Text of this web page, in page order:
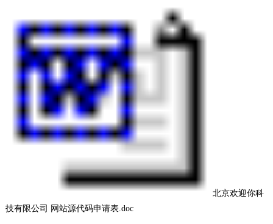
北京欢迎你科
技有限公司 网站源代码申请表.doc